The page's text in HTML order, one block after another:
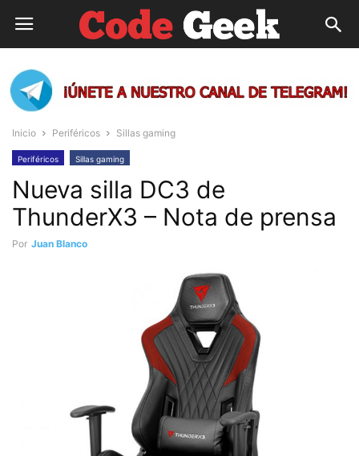
Inicio Periféricos Sillas gaming
Periféricos Sillas gaming
Nueva silla DC3 de
ThunderX3 – Nota de prensa
Por Juan Blanco